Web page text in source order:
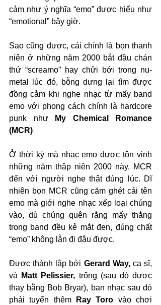
cảm như ý nghĩa “emo” được hiểu như
“emotional” bây giờ.
Sao cũng được, cái chính là bọn thanh
niên ở những năm 2000 bắt đầu chán
thứ “screamo” hay chửi bới trong nu-
metal lúc đó, bỗng dưng lại tìm được
đồng cảm khi nghe nhạc từ mấy band
emo với phong cách chính là hardcore
punk như
My Chemical Romance
(MCR)
Ở thời kỳ mà nhạc emo được tôn vinh
những năm thập niên 2000 này, MCR
đến với người nghe thật đúng lúc. Dĩ
nhiên bọn MCR cũng căm ghét cái tên
emo mà giới nghe nhạc xếp loại chúng
vào, dù chúng quên rằng mấy thằng
trong band đều kẻ mắt đen, đúng chất
“emo” không lẫn đi đâu được.
Được thành lập bởi Gerard Way, ca sĩ,
và
Matt Pelissier, trống (sau đó được
thay bằng Bob Bryar), ban nhạc sau đó
phải tuyển thêm
Ray Toro vào chơi